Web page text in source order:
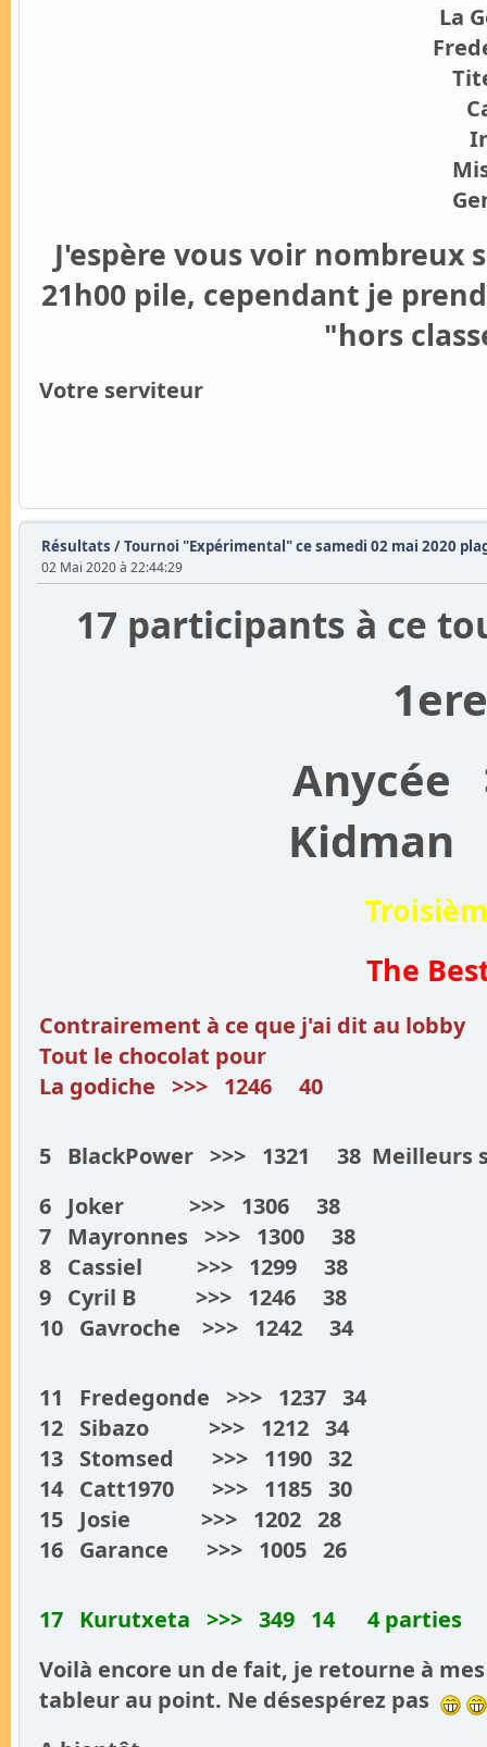
La
J'espère vous voir nombreux
21h00 pile, cependant je
"hors
Votre serviteur
Résultats /Tournoi "Expérimental" ce samedi 02 mai 2020
02 Mai 2020 à 22:44:29
17 participants à ce
The
Contrairement à ce que j'ai dit au lobby
Tout le chocolat pour
La godiche >>> 1246 40
5 BlackPower >>> 1321 38 Meilleurs
6 Joker >>> 1306 38
7 Mayronnes >>> 1300 38
8 Cassiel >>> 1299 38
9 Cyril B >>> 1246 38
10 Gavroche >>> 1242 34
11 Fredegonde >>> 1237 34
12 Sibazo >>> 1212 34
13 Stomsed >>> 1190 32
14 Catt1970 >>> 1185 30
15 Josie >>> 1202 28
16 Garance >>> 1005 26
17 Kurutxeta >>> 349 14 4 parties
Voilà encore un de fait, je retourne à
tableur au point. Ne désespérez pas